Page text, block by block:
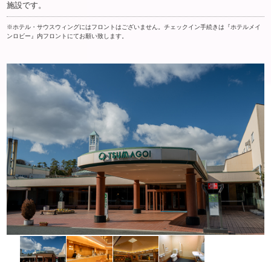
施設です。
※ホテル・サウスウィングにはフロントはございません。チェックイン手続きは『ホテルメイ
ンロビー』内フロントにてお願い致します。